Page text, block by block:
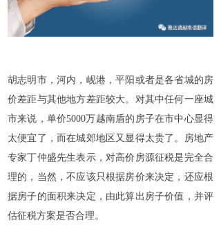
胡志明市，河内，岘港，平阳或者是各省城的房
价差距与其他地方差距较大。对其中任何一座城
市来说，单价5000万越南盾的房子在市中心显得
太便宜了，而在城郊地区又显得太贵了。房地产
专家丁仲盛先生表示，对高价房源征税是完全合
理的，当然，不应该只根据房价来决定，还应根
据房子的面积来决定，由此算出房子价值，并评
估征税方案是否合理。